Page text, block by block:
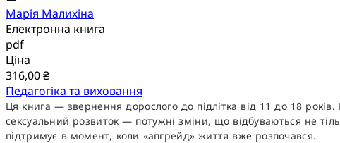
Марія Малихіна
Електронна книга
pdf
Ціна
316,00 ₴
Педагогіка та виховання
Ця книга — звернення дорослого до підлітка від 11 до 18
сексуальний розвиток — потужні зміни, що відбуваються не
підтримує в момент, коли «апгрейд» життя вже розпочався.